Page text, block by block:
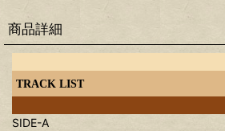
商品詳細
TRACK LIST
SIDE-A